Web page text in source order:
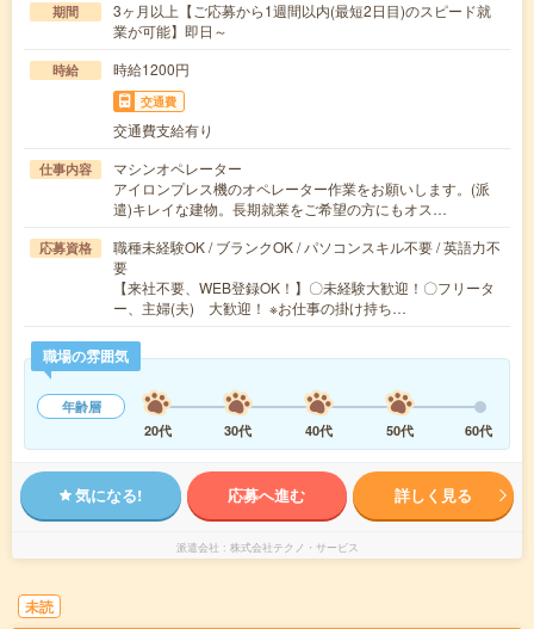
期間
3ヶ月以上【ご応募から1週間以内(最短2日目)のスピード就
業が可能】即日～
時給 時給1200円
交通費
交通費支給有り
仕事内容
マシンオペレーター
アイロンプレス機のオペレーター作業をお願いします。(派
遣)キレイな建物。長期就業をご希望の方にもオス…
応募資格
職種未経験OK / ブランクOK / パソコンスキル不要 / 英語力不
要
【来社不要、WEB登録OK！】〇未経験大歓迎！〇フリータ
ー、主婦(夫) 大歓迎！ ※お仕事の掛け持ち…
職場の雰囲気
年齢層
20代
30代 40代 50代 60代
気になる! 応募へ進む 詳しく見る
派遣会社 株式会社テクノ・サービス
未読